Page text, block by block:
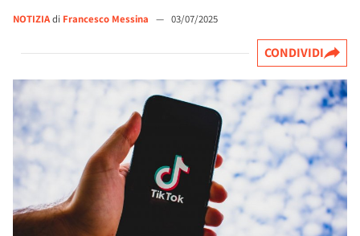
NOTIZIAdi Francesco Messina — 03/07/2025
CONDIVIDI